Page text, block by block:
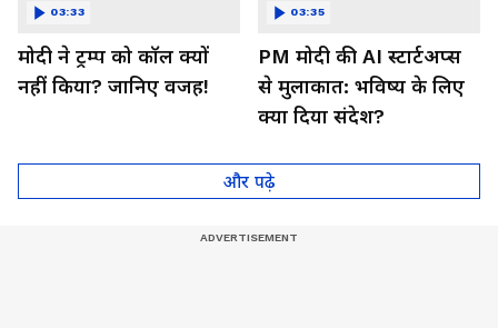
मोदी ने ट्रम्प को कॉल क्यों
नहीं किया? जानिए वजह!
03:33
PM मोदी की AI स्टार्टअप्स
से मुलाकात: भविष्य के लिए
क्या दिया संदेश?
03:35
और पढ़े